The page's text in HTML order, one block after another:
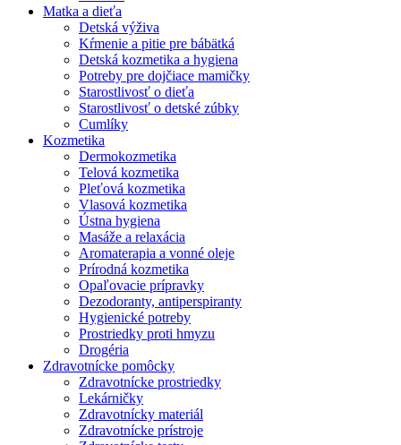
Matka a dieťa
Detská výživa
Kŕmenie a pitie pre bábätká
Detská kozmetika a hygiena
Potreby pre dojčiace mamičky
Starostlivosť o dieťa
Starostlivosť o detské zúbky
Cumlíky
Kozmetika
Dermokozmetika
Telová kozmetika
Pleťová kozmetika
Vlasová kozmetika
Ústna hygiena
Masáže a relaxácia
Aromaterapia a vonné oleje
Prírodná kozmetika
Opaľovacie prípravky
Dezodoranty, antiperspiranty
Hygienické potreby
Prostriedky proti hmyzu
Drogéria
Zdravotnícke pomôcky
Zdravotnícke prostriedky
Lekárničky
Zdravotnícky materiál
Zdravotnícke prístroje